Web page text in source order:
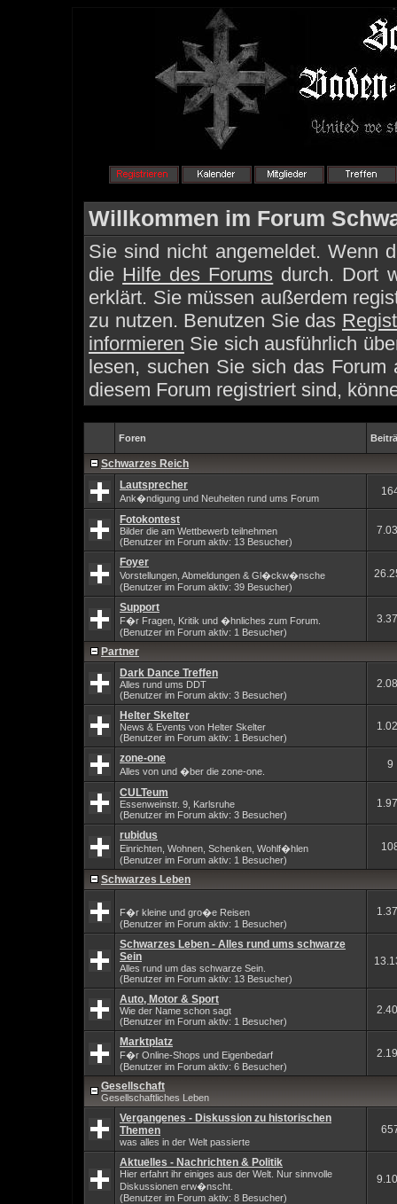
Willkommen im Forum
Sie sind nicht angemeldet. Wenn
die Hilfe des Forums durch. Dort
erklärt. Sie müssen außerdem
zu nutzen. Benutzen Sie das
informieren Sie sich ausführlich
lesen, suchen Sie sich das
diesem Forum registriert sind,
Foren
Schwarzes Reich
Lautsprecher
Ank�ndigung und Neuheiten rund ums Forum
Fotokontest
Bilder die am Wettbewerb teilnehmen
(Benutzer im Forum aktiv: 13 Besucher)
Foyer
Vorstellungen, Abmeldungen & Gl�ckw�nsche
(Benutzer im Forum aktiv: 39 Besucher)
Support
F�r Fragen, Kritik und �hnliches zum Forum.
(Benutzer im Forum aktiv: 1 Besucher)
Partner
Dark Dance Treffen
Alles rund ums DDT
(Benutzer im Forum aktiv: 3 Besucher)
Helter Skelter
News & Events von Helter Skelter
(Benutzer im Forum aktiv: 1 Besucher)
zone-one
Alles von und �ber die zone-one.
9
CULTeum
Essenweinstr. 9, Karlsruhe
(Benutzer im Forum aktiv: 3 Besucher)
rubidus
Einrichten, Wohnen, Schenken, Wohlf�hlen
(Benutzer im Forum aktiv: 1 Besucher)
Schwarzes Leben
F�r kleine und gro�e Reisen
(Benutzer im Forum aktiv: 1 Besucher)
Schwarzes Leben - Alles rund ums schwarze
Sein
Alles rund um das schwarze Sein.
(Benutzer im Forum aktiv: 13 Besucher)
Auto, Motor & Sport
Wie der Name schon sagt
(Benutzer im Forum aktiv: 1 Besucher)
Marktplatz
F�r Online-Shops und Eigenbedarf
(Benutzer im Forum aktiv: 6 Besucher)
Gesellschaft
Gesellschaftliches Leben
Vergangenes - Diskussion zu historischen
Themen
was alles in der Welt passierte
Aktuelles - Nachrichten & Politik
Hier erfahrt ihr einiges aus der Welt. Nur sinnvolle
Diskussionen erw�nscht.
(Benutzer im Forum aktiv: 8 Besucher)